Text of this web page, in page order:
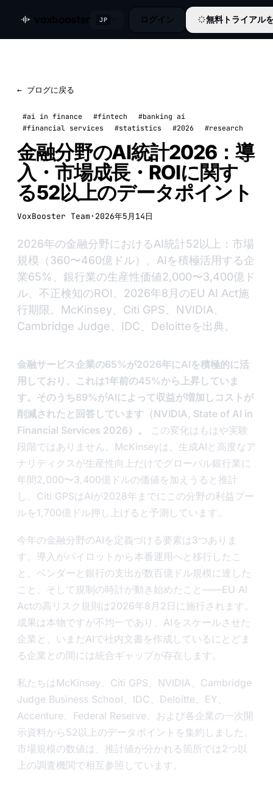
JP ログイン 無料トライアル
← ブログに戻る
#ai in finance #fintech
#banking ai
#financial services
#statistics #2026 #research
金融分野のAI統計2026：導
入・市場成長・ROIに関す
る52以上のデータポイント
VoxBooster Team · 2026年5月14日
2026年の金融分野におけるAI統計52以上：市場
規模（360〜460億ドル）、AIを積極活用する企
業65%、銀行業の生産性価値2,000〜3,400億ド
ル、不正検知のROI、2026年8月のEU AI Act施
行期限。McKinsey、Citi GPS、NVIDIA、
Cambridge Judge、IDC、Deloitteを出典。
金融サービス企業の65%が2026年にAIを積極的に活
用しており、これは1年前の45%から上昇していま
す。そのうち89%がAIによって収益が増加しコストが
削減されたと回答しています（NVIDIA, State of AI in
Financial Services 2026）。
この変化はもはや実験
段階ではありません。McKinseyは、生成AIと高度なア
ナリティクスが生産性向上だけでグローバル銀行業に
年間2,000〜3,400億ドルの価値を加えうると推計
し、Citi GPSはAIが2028年までにこの分野の利益プー
ルを1,700億ドル押し上げると予測しています。
今年の金融分野のAIを定義づける要素は3つありま
す。導入がパイロットから本番運用へと移行したこ
と、ベンダーと銀行の支出が数百億ドル規模に達した
こと、そして規制の時計が動き始めたこと——EU AI
Actの高リスク規則は2026年8月2日に施行されます。
成果は本物ですが不均一であり、AIをスケールさせた
企業と、いまだAIで社内文書を作成しているにとどま
る企業との間には統合ギャップが存在します。
私たちはMcKinsey、Citi GPS、NVIDIA、Cambridge
Judge Business School、IDC、Deloitte、EY、
Accenture、Federal Reserve、および各企業の一次開
示資料から52以上のデータポイントを集約しました。
市場規模の数値は、推計値が分かれる箇所では2つ以
上の調査機関で相互参照しています。